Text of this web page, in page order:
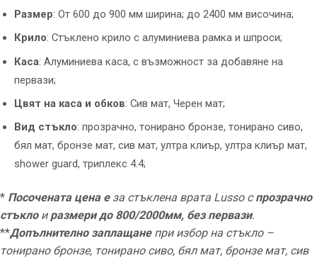
Размер: От 600 до 900 мм ширина; до 2400 мм височина;
Крило: Стъклено крило с алуминиева рамка и шпроси;
Каса: Алуминиева каса, с възможност за добавяне на
первази;
Цвят на каса и обков: Сив мат, Черен мат;
Вид стъкло: прозрачно, тонирано бронзе, тонирано сиво,
бял мат, бронзе мат, сив мат, ултра клиър, ултра клиър мат,
shower guard, триплекс 4.4;
* Посочената цена еза стъклена врата Lusso спрозрачно
стъкло и размери до 800/2000мм, без первази.
**Допълнително заплащанепри избор на стъкло –
тонирано бронзе, тонирано сиво, бял мат, бронзе мат, сив